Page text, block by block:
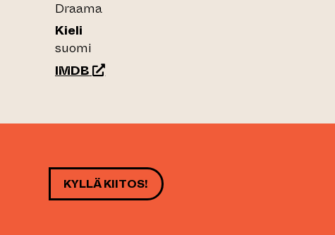
Draama
Kieli
suomi
IMDB(siirtyy toiseen verkkopalveluun)
KYLLÄ KIITOS!